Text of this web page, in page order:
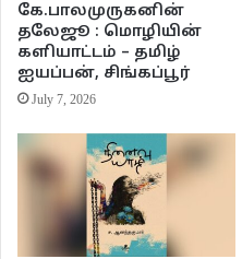
உதிரிப்பூக்களில் விஜயன்
நின்றுகொண்டிருக்கும் அமைதி
மிகப்புதிதுதான்.
துவங்கும் மகேந்திரனின் சினிமா
இலைகளின் வாசனையைப் போல் தன்
மனநிலையை மெலிதானதாக எல்லா
கதாப்பாத்திரங்களுக்குப் பின்னால்
மரத்தையும், சமவெளியையும்,
கே.பாலமுருகனின்
தலேஜூ : மொழியின்
களியாட்டம் – தமிழ்
ஐயப்பன், சிங்கப்பூர்
July 7, 2026